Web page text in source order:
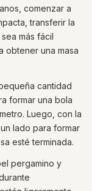
comenzar a
transferir la
más fácil
obtener una masa
cantidad
formar una bola
Luego, con la
lado para formar
esté terminada.
pergamino y